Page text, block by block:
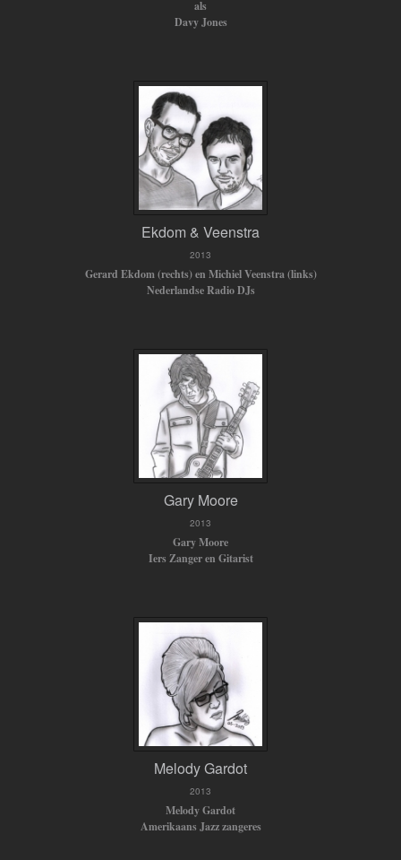
als
Davy Jones
Ekdom & Veenstra
2013
Gerard Ekdom (rechts) en Michiel Veenstra (links)
Nederlandse Radio DJs
Gary Moore
2013
Gary Moore
Iers Zanger en Gitarist
Melody Gardot
2013
Melody Gardot
Amerikaans Jazz zangeres